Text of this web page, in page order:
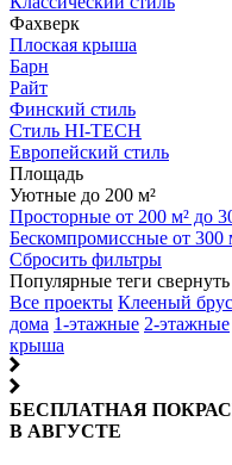
Фахверк
Плоская крыша
Барн
Райт
Финский стиль
Стиль HI-TECH
Европейский стиль
Площадь
Уютные до 200 м²
Просторные от 200 м² до
Бескомпромиссные от 300
Сбросить фильтры
Популярные теги
Все проекты Клееный брус
дома 1-этажные 2-этажные
крыша
БЕСПЛАТНАЯ
В АВГУСТЕ